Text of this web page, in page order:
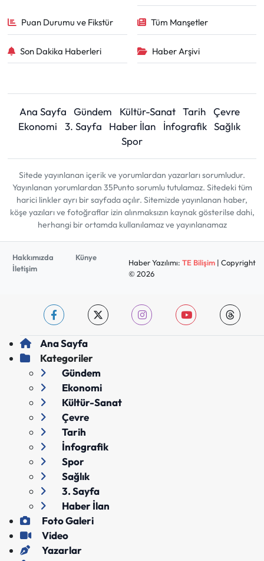
Puan Durumu ve Fikstür Tüm Manşetler
Son Dakika Haberleri Haber Arşivi
Ana Sayfa Gündem Kültür-Sanat Tarih
Çevre
Ekonomi
3. Sayfa Haber İlan İnfografik Sağlık
Spor
Sitede yayınlanan içerik ve yorumlardan yazarları sorumludur.
Yayınlanan yorumlardan 35Punto sorumlu tutulamaz. Sitedeki tüm
harici linkler ayrı bir sayfada açılır. Sitemizde yayınlanan haber,
köşe yazıları ve fotoğraflar izin alınmaksızın kaynak gösterilse dahi,
herhangi bir ortamda kullanılamaz ve yayınlanamaz
Hakkımızda
Künye
İletişim
Haber Yazılımı: TE Bilişim| Copyright
© 2026
Ana Sayfa
Kategoriler
Gündem
Ekonomi
Kültür-Sanat
Çevre
Tarih
İnfografik
Spor
Sağlık
3. Sayfa
Haber İlan
Foto Galeri
Video
Yazarlar